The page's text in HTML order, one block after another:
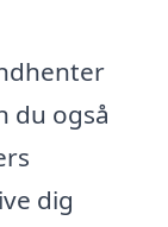
du også
dig